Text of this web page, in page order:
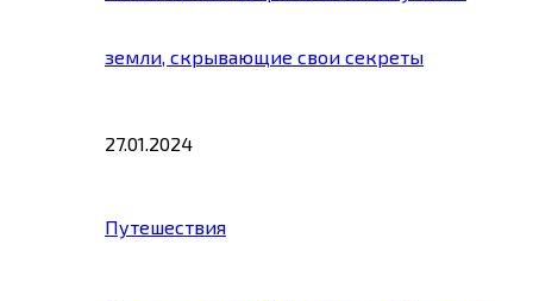
земли, скрывающие свои секреты
27.01.2024
Путешествия